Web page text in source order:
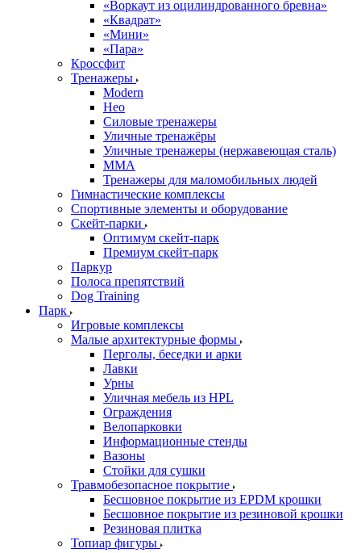
«Воркаут из оцилиндрованного бревна»
«Квадрат»
«Мини»
«Пара»
Кроссфит
Тренажеры
Modern
Нео
Силовые тренажеры
Уличные тренажёры
Уличные тренажеры (нержавеющая сталь)
ММА
Тренажеры для маломобильных людей
Гимнастические комплексы
Спортивные элементы и оборудование
Скейт-парки
Оптимум скейт-парк
Премиум скейт-парк
Паркур
Полоса препятствий
Dog Training
Парк
Игровые комплексы
Малые архитектурные формы
Перголы, беседки и арки
Лавки
Урны
Уличная мебель из HPL
Ограждения
Велопарковки
Информационные стенды
Вазоны
Стойки для сушки
Травмобезопасное покрытие
Бесшовное покрытие из EPDM крошки
Бесшовное покрытие из резиновой крошки
Резиновая плитка
Топиар фигуры